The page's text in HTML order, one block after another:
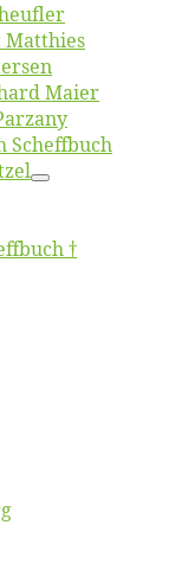
Matthies
Maier
Scheffbuch
†